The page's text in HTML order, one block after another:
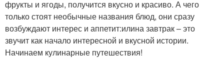
фрукты и ягоды, получится вкусно и красиво. А чего
только стоят необычные названия блюд, они сразу
возбуждают интерес и аппетит:илина завтрак – это
звучит как начало интересной и вкусной истории.
Начинаем кулинарные путешествия!